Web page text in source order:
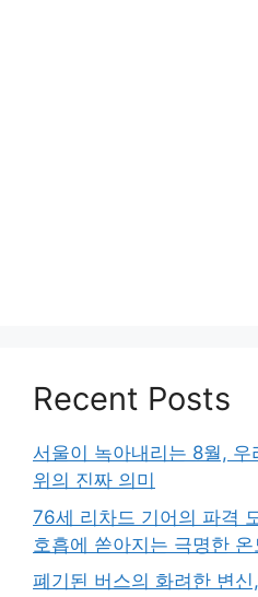
Recent Posts
서울이 녹아내리는 8월, 우
위의 진짜 의미
76세 리차드 기어의 파격
호흡에 쏟아지는 극명한
폐기된 버스의 화려한 변